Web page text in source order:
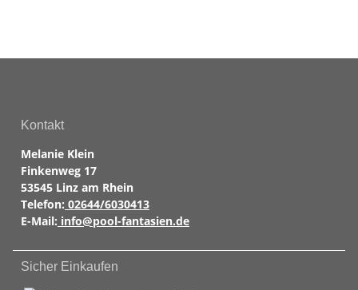
Kontakt
Melanie Klein
Finkenweg 17
53545 Linz am Rhein
Telefon: 02644/6030413
E-Mail: info@pool-fantasien.de
Sicher Einkaufen